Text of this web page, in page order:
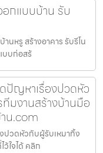
อกแบบบ้าน รับ
นหรู สร้างอาคาร รับรีโน
บบก่อสร้
ปัญหาเรื่องปวดหัว
มงานสร้างบ้านมือ
น.com
ปวดหัวกับผู้รับเหมาทิ้ง
ใจได้ คลิก